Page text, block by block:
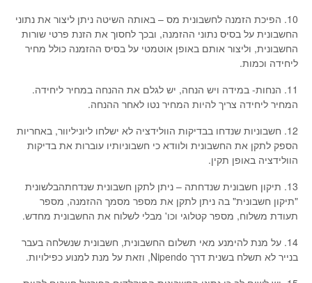
10. הפיכת הזמנה לחשבונית מס – באותה השיטה ניתן ליצור את נתוני
החשבונית על בסיס נתוני ההזמנה, ובכך לחסוך את הזנת פרטי שורות
החשבונית, וליצור אותם באופן אוטמטי על בסיס ההזמנה כולל מחיר
ליחידה וכמות.
11. הנחות- במידה ויש הנחה, יש לגלם את ההנחה במחיר ליחידה.
המחיר ליחידה צריך להיות המחיר נטו לאחר ההנחה.
12. חשבוניות שנדחו בבדיקות הוולידציה לא ישלחו ליוניליוור, באחריות
הספק לתקן את החשבונית ולוודא כי חשבוניותיו עוברות את בדיקות
הוולידציה באופן תקין.
13. תיקון חשבונית שנדחתה – ניתן לתקן חשבונית שנדחתהבלשונית
"תיקון חשבונית" בה ניתן לתקן את מספר מסמך ההזמנה, מספר
תעודת משלוח, מספר קטלוגי וכו' מבלי לשלוח את החשבונית מחדש.
14. על מנת להימנע מאי תשלום החשבונית, חשבונית שנשלחה בעבר
בנייר לא תשלח בשנית דרך Nipendo, וזאת על מנת למנוע כפילויות.